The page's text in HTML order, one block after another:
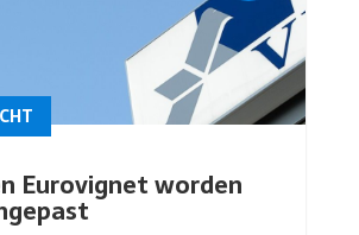
Eurovignet worden